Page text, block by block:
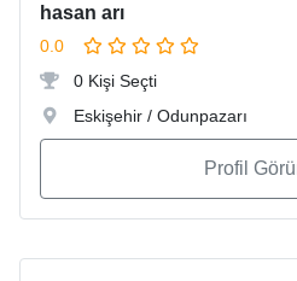
hasan arı
0.0
0 Kişi Seçti
Eskişehir / Odunpazarı
Profil